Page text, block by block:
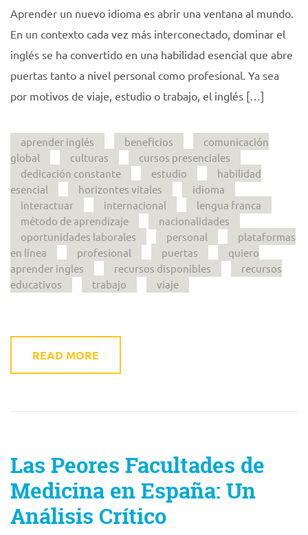
Aprender un nuevo idioma es abrir una ventana al mundo.
En un contexto cada vez más interconectado, dominar el
inglés se ha convertido en una habilidad esencial que abre
puertas tanto a nivel personal como profesional. Ya sea
por motivos de viaje, estudio o trabajo, el inglés […]
aprender inglés beneficios
comunicación
global
culturas
cursos presenciales
dedicación constante
estudio
habilidad
esencial
horizontes vitales
idioma
interactuar
internacional
lengua franca
método de aprendizaje
nacionalidades
oportunidades laborales
personal
plataformas
en línea
profesional puertas
quiero
aprender ingles
recursos disponibles
recursos
educativos
trabajo viaje
READ MORE
Las Peores Facultades de
Medicina en España: Un
Análisis Crítico